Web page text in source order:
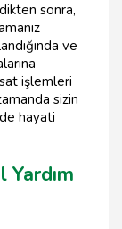
sonra,
ve
işlemleri
sizin
hayati